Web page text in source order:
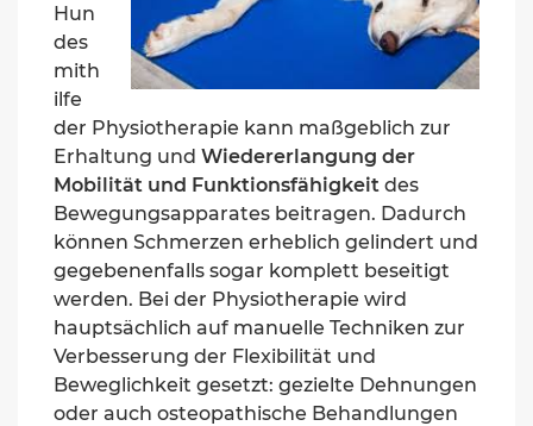
Hun
des
mith
ilfe
der Physiotherapie kann maßgeblich zur
Erhaltung und Wiedererlangung der
Mobilität und Funktionsfähigkeit des
Bewegungsapparates beitragen. Dadurch
können Schmerzen erheblich gelindert und
gegebenenfalls sogar komplett beseitigt
werden. Bei der Physiotherapie wird
hauptsächlich auf manuelle Techniken zur
Verbesserung der Flexibilität und
Beweglichkeit gesetzt: gezielte Dehnungen
oder auch osteopathische Behandlungen